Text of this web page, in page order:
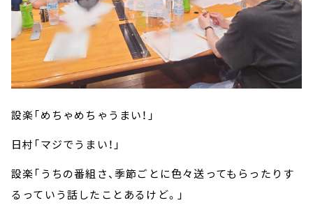
設楽「めちゃめちゃうまい！」
日村「マジでうまい！」
設楽「うちの番組さ、季節ごとに色々送ってもらったりす
るっていう話したことあるけど。」